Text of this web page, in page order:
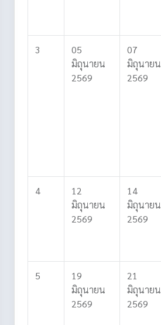
3
05
มิถุนายน
2569
07
มิถุนายน
2569
4
12
มิถุนายน
2569
14
มิถุนายน
2569
5
19
มิถุนายน
2569
21
มิถุนายน
2569